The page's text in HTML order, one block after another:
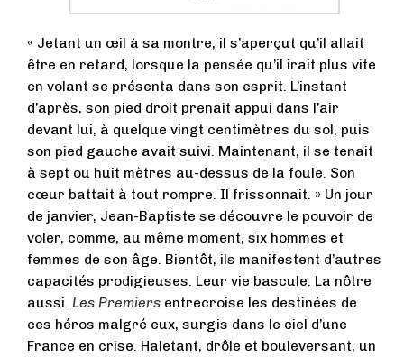
« Jetant un œil à sa montre, il s’aperçut qu’il allait
être en retard, lorsque la pensée qu’il irait plus vite
en volant se présenta dans son esprit. L’instant
d’après, son pied droit prenait appui dans l’air
devant lui, à quelque vingt centimètres du sol, puis
son pied gauche avait suivi. Maintenant, il se tenait
à sept ou huit mètres au-dessus de la foule. Son
cœur battait à tout rompre. Il frissonnait. » Un jour
de janvier, Jean-Baptiste se découvre le pouvoir de
voler, comme, au même moment, six hommes et
femmes de son âge. Bientôt, ils manifestent d’autres
capacités prodigieuses. Leur vie bascule. La nôtre
aussi. Les Premiers entrecroise les destinées de
ces héros malgré eux, surgis dans le ciel d’une
France en crise. Haletant, drôle et bouleversant, un